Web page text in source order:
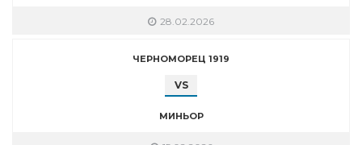
28.02.2026
ЧЕРНОМОРЕЦ 1919
VS
МИНЬОР